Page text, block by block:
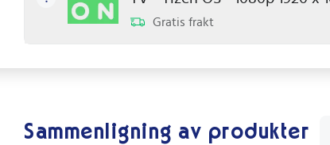
Gratis frakt
Sammenligning av produkter